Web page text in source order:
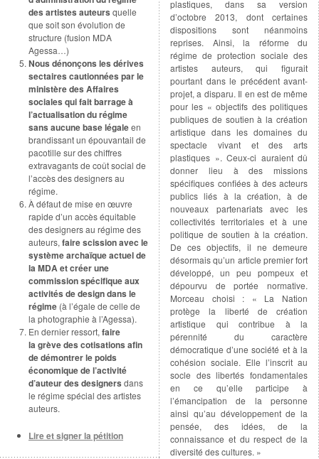
des artistes auteurs quelle
que soit son évolution de
structure (fusion MDA
Agessa…)
Nous dénonçons les dérives
sectaires cautionnées par le
ministère des Affaires
sociales qui fait barrage à
l’actualisation du régime
sans aucune base légaleen
brandissant un épouvantail de
pacotille sur des chiffres
extravagants de coût social de
l’accès des designers au
régime.
À défaut de mise en œuvre
rapide d’un accès équitable
des designers au régime des
auteurs,faire scission avec le
système archaïque actuel de
la MDA et créer une
commission spécifique aux
activités de design dans le
régime (à l’égale de celle de
la photographie à l’Agessa).
En dernier ressort,faire
la grève des cotisations afin
de démontrer le poids
économique de l’activité
d’auteur des designers dans
le régime spécial des artistes
auteurs.
Lire et signer la pétition
plastiques, dans sa version
d’octobre 2013, dont certaines
dispositions sont néanmoins
reprises. Ainsi, la réforme du
régime de protection sociale des
artistes auteurs, qui figurait
pourtant dans le précédent avant-
projet, a disparu. Il en est de même
pour les « objectifs des politiques
publiques de soutien à la création
artistique dans les domaines du
spectacle vivant et des arts
plastiques ». Ceux-ci auraient dû
donner lieu à des missions
spécifiques confiées à des acteurs
publics liés à la création, à de
nouveaux partenariats avec les
collectivités territoriales et à une
politique de soutien à la création.
De ces objectifs, il ne demeure
désormais qu’un article premier fort
développé, un peu pompeux et
dépourvu de portée normative.
Morceau choisi : « La Nation
protège la liberté de création
artistique qui contribue à la
pérennité du caractère
démocratique d’une société et à la
cohésion sociale. Elle l’inscrit au
socle des libertés fondamentales
en ce qu’elle participe à
l’émancipation de la personne
ainsi qu’au développement de la
pensée, des idées, de la
connaissance et du respect de la
diversité des cultures. »